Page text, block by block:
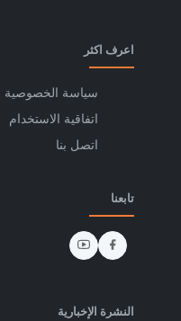
اعرف اكثر
سياسة الخصوصية
اتفاقية الاستخدام
اتصل بنا
تابعنا
النشرة الإخبارية